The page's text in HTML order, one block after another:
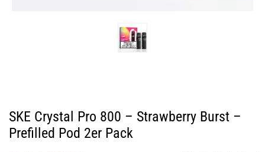
SKE Crystal Pro 800 – Strawberry Burst –
Prefilled Pod 2er Pack